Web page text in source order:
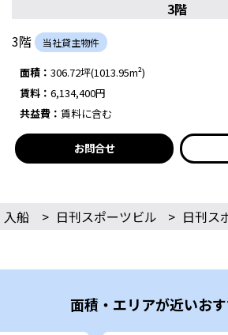
3階
3階
当社貸主物件
面積： 306.72坪(1013.95m²)
賃料： 6,134,400円
共益費： 賃料に含む
お問合せ
入船 > 日刊スポーツビル > 日刊ス
面積・エリアが近いお